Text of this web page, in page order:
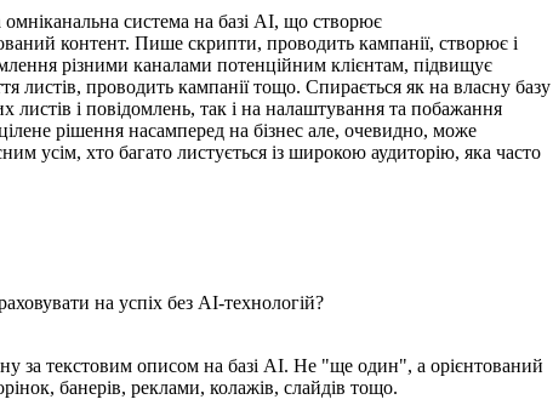
система на базі АІ, що створює
контент. Пише скрипти, проводить кампанії, створює і
різними каналами потенційним клієнтам, підвищує
листів, проводить кампанії тощо. Спирається як на власну базу
листів і повідомлень, так і на налаштування та побажання
рішення насамперед на бізнес але, очевидно, може
усім, хто багато листується із широкою аудиторію, яка часто
за текстовим описом на базі АІ. Не "ще один", а орієнтований
банерів, реклами, колажів, слайдів тощо.